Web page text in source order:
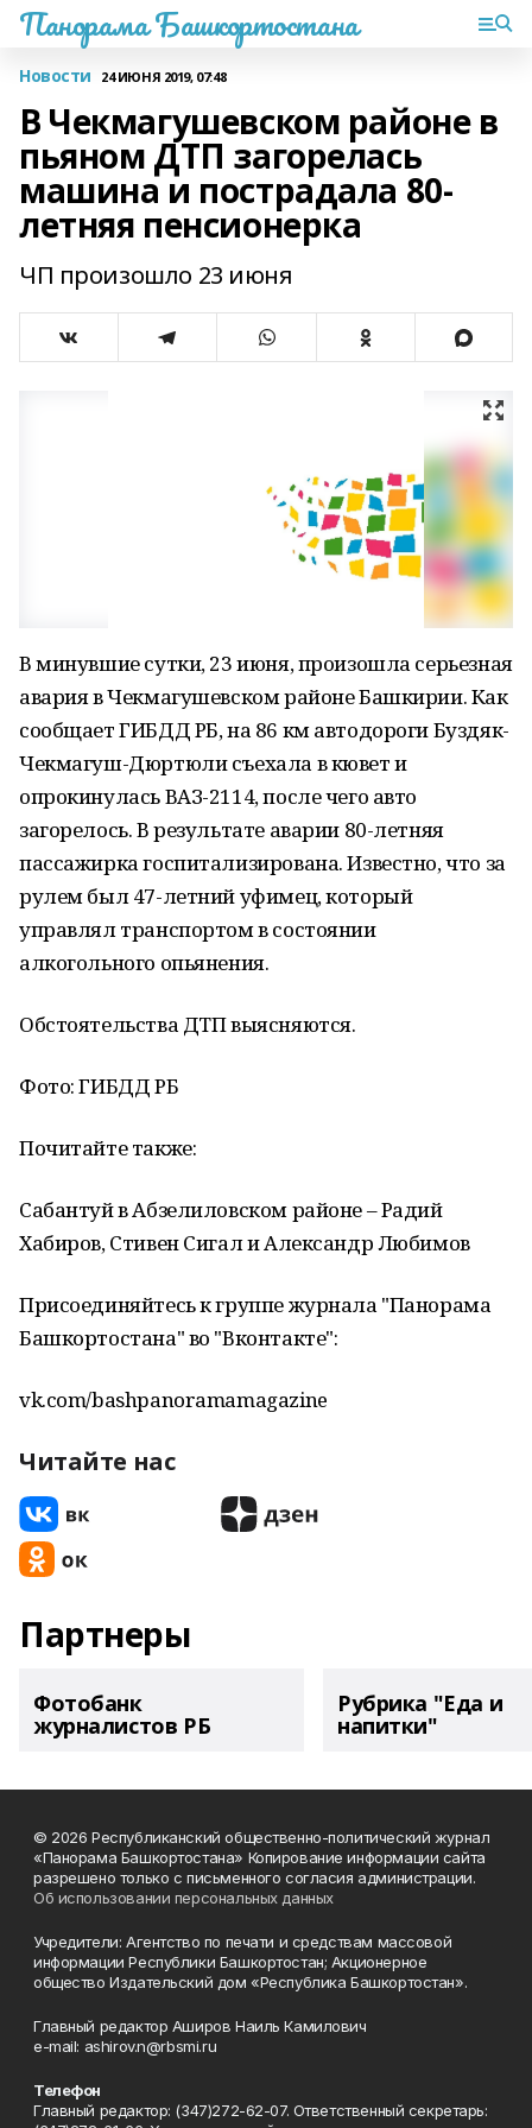
Панорама Башкортостана
Новости 24 ИЮНЯ 2019, 07:48
В Чекмагушевском районе в
пьяном ДТП загорелась
машина и пострадала 80-
летняя пенсионерка
ЧП произошло 23 июня
В минувшие сутки, 23 июня, произошла серьезная
авария в Чекмагушевском районе Башкирии. Как
сообщает ГИБДД РБ, на 86 км автодороги Буздяк-
Чекмагуш-Дюртюли съехала в кювет и
опрокинулась ВАЗ-2114, после чего авто
загорелось. В результате аварии 80-летняя
пассажирка госпитализирована. Известно, что за
рулем был 47-летний уфимец, который
управлял транспортом в состоянии
алкогольного опьянения.
Обстоятельства ДТП выясняются.
Фото: ГИБДД РБ
Почитайте также:
Сабантуй в Абзелиловском районе – Радий
Хабиров, Стивен Сигал и Александр Любимов
Присоединяйтесь к группе журнала "Панорама
Башкортостана" во "Вконтакте":
vk.com/bashpanoramamagazine
Читайте нас
Партнеры
Фотобанк
журналистов РБ
Рубрика "Еда и
напитки"
© 2026 Республиканский общественно-политический журнал
«Панорама Башкортостана» Копирование информации сайта
разрешено только с письменного согласия администрации.
Об использовании персональных данных
Учредители: Агентство по печати и средствам массовой
информации Республики Башкортостан; Акционерное
общество Издательский дом «Республика Башкортостан».
Главный редактор Аширов Наиль Камилович
e-mail: ashirov.n@rbsmi.ru
Телефон
Главный редактор: (347)272-62-07. Ответственный секретарь: